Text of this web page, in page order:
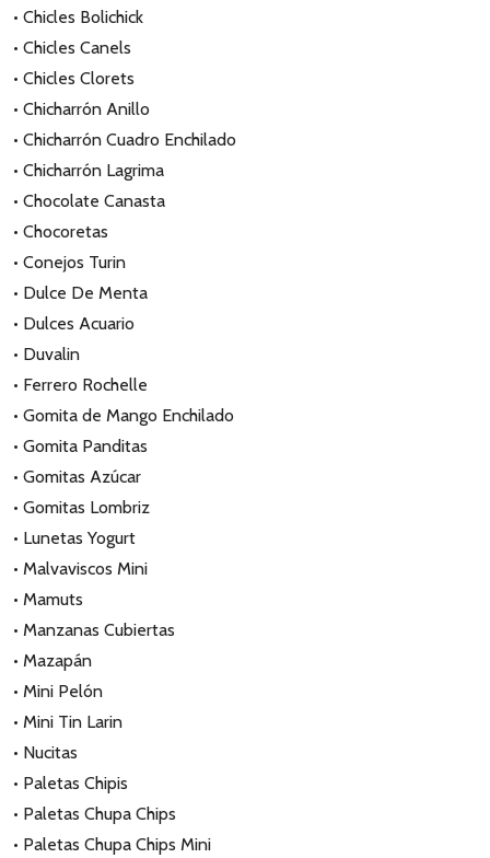
• Chicles Bolichick
• Chicles Canels
• Chicles Clorets
• Chicharrón Anillo
• Chicharrón Cuadro Enchilado
• Chicharrón Lagrima
• Chocolate Canasta
• Chocoretas
• Conejos Turin
• Dulce De Menta
• Dulces Acuario
• Duvalin
• Ferrero Rochelle
• Gomita de Mango Enchilado
• Gomita Panditas
• Gomitas Azúcar
• Gomitas Lombriz
• Lunetas Yogurt
• Malvaviscos Mini
• Mamuts
• Manzanas Cubiertas
• Mazapán
• Mini Pelón
• Mini Tin Larin
• Nucitas
• Paletas Chipis
• Paletas Chupa Chips
• Paletas Chupa Chips Mini